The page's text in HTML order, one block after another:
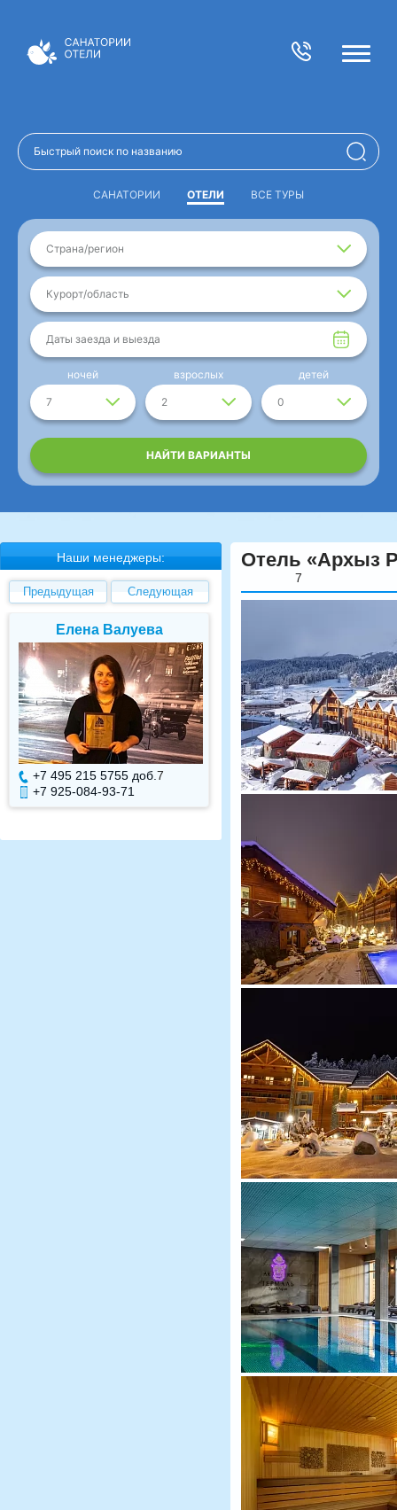
САНАТОРИИ ОТЕЛИ ВСЕ ТУРЫ
Страна/регион
Курорт/область
Даты заезда и выезда
7
ночей
2
взрослых
0
детей
НАЙТИ ВАРИАНТЫ
Наши менеджеры:
Предыдущая Следующая
Елена Валуева
+7 495 215 5755 доб. 7
+7 925-084-93-71
+7 495 215 5755 доб.
+7 925-084-93-70
Отель «Архыз
7